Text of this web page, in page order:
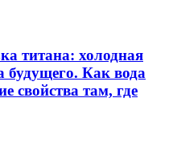
титана: холодная
будущего. Как вода
свойства там, где